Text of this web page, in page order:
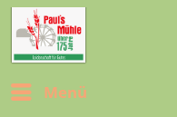
Menü